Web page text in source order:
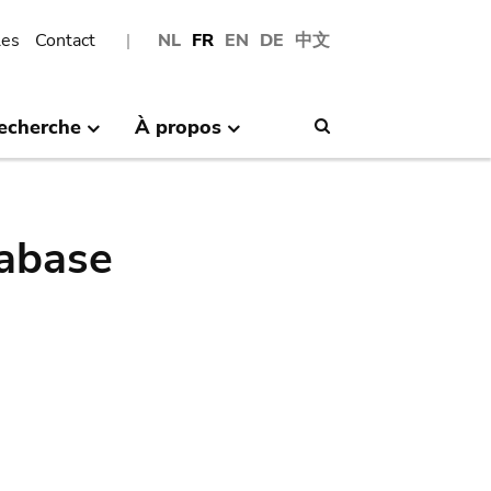
NL FR EN DE 中文
Contact
À propos